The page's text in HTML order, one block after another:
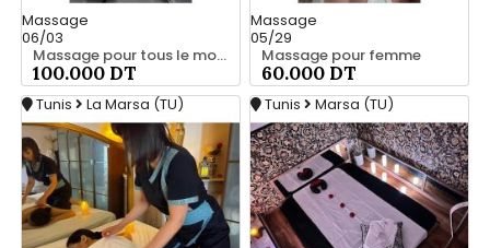
Massage
06/03
Massage pour tous le monde 51 570 983
100.000 DT
Massage
05/29
Massage pour femme
60.000 DT
Tunis La Marsa (TU) Tunis Marsa (TU)